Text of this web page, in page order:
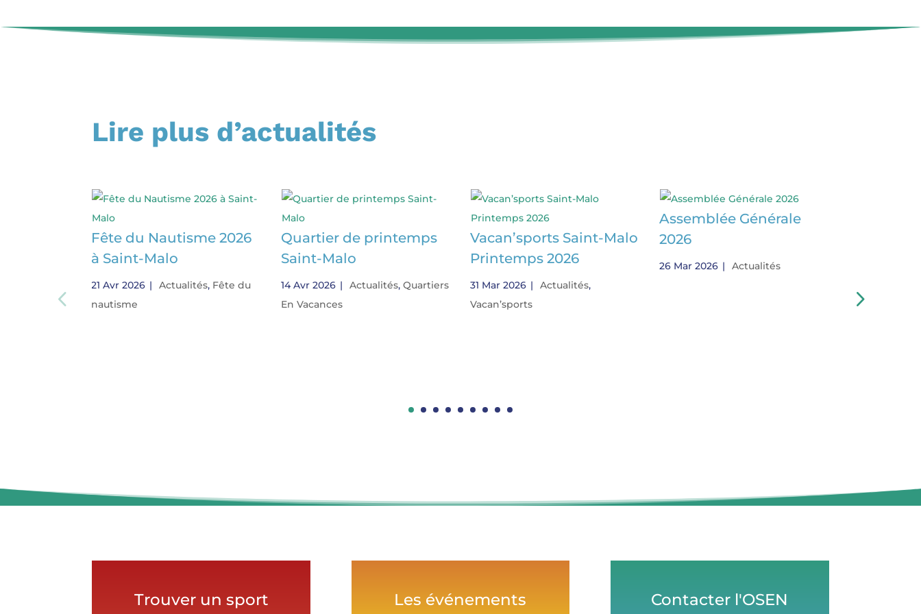
Lire plus d’actualités
Fête du Nautisme 2026
à Saint-Malo
21 Avr 2026 | Actualités, Fête du
nautisme
Quartier de printemps
Saint-Malo
14 Avr 2026 | Actualités, Quartiers
En Vacances
Vacan’sports Saint-Malo
Printemps 2026
31 Mar 2026 | Actualités,
Vacan’sports
Assemblée Générale
2026
26 Mar 2026 | Actualités
Trouver un sport Les événements Contacter l'OSEN